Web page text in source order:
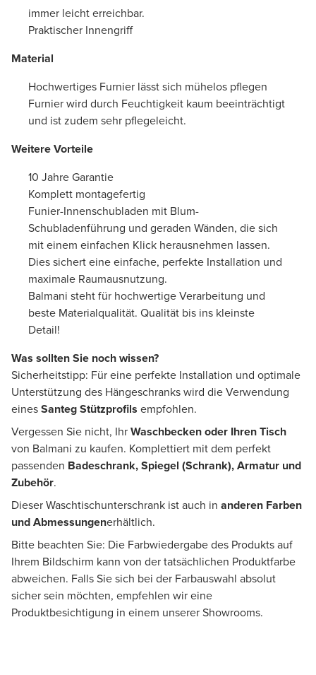
immer leicht erreichbar.
Praktischer Innengriff
Material
Hochwertiges Furnier lässt sich mühelos pflegen
Furnier wird durch Feuchtigkeit kaum beeinträchtigt
und ist zudem sehr pflegeleicht.
Weitere Vorteile
10 Jahre Garantie
Komplett montagefertig
Funier-Innenschubladen mit Blum-
Schubladenführung und geraden Wänden, die sich
mit einem einfachen Klick herausnehmen lassen.
Dies sichert eine einfache, perfekte Installation und
maximale Raumausnutzung.
Balmani steht für hochwertige Verarbeitung und
beste Materialqualität. Qualität bis ins kleinste
Detail!
Was sollten Sie noch wissen?
Sicherheitstipp: Für eine perfekte Installation und optimale
Unterstützung des Hängeschranks wird die Verwendung
einesSanteg Stützprofils empfohlen.
Vergessen Sie nicht, IhrWaschbecken oder Ihren Tisch
von Balmani zu kaufen. Komplettiert mit dem perfekt
passenden Badeschrank, Spiegel (Schrank), Armatur und
Zubehör.
Dieser Waschtischunterschrank ist auch in anderen Farben
und Abmessungenerhältlich.
Bitte beachten Sie: Die Farbwiedergabe des Produkts auf
Ihrem Bildschirm kann von der tatsächlichen Produktfarbe
abweichen. Falls Sie sich bei der Farbauswahl absolut
sicher sein möchten, empfehlen wir eine
Produktbesichtigung in einem unserer Showrooms.